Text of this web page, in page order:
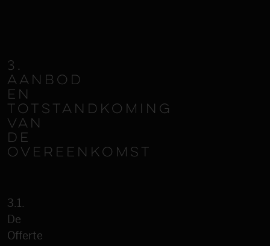
3.
AANBOD
EN
TOTSTANDKOMING
VAN
DE
OVEREENKOMST
3.1.
De
Offerte